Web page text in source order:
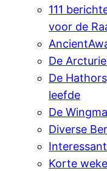
111
voor de
De
De
leefde
De
Diverse
Korte